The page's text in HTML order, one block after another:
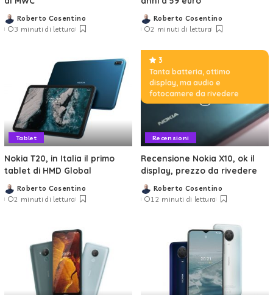
Posted
by
Roberto Cosentino
3 minuti di lettura
Posted
by
Roberto Cosentino
2 minuti di lettura
Tablet
Nokia T20, in Italia il primo
tablet di HMD Global
Posted
by
Roberto Cosentino
2 minuti di lettura
Recensioni
3
Tanta batteria, ottimo
display, ma audio e
fotocamere da rivedere
Recensione Nokia X10, ok il
display, prezzo da rivedere
Posted
by
Roberto Cosentino
12 minuti di lettura